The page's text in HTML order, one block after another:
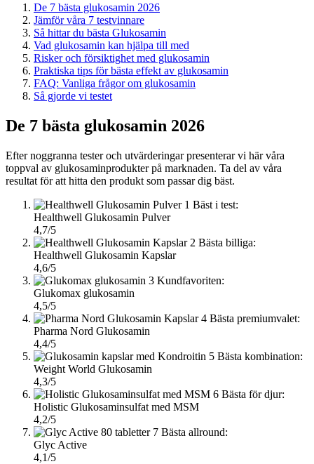
De 7 bästa glukosamin 2026
Jämför våra 7 testvinnare
Så hittar du bästa Glukosamin
Vad glukosamin kan hjälpa till med
Risker och försiktighet med glukosamin
Praktiska tips för bästa effekt av glukosamin
FAQ: Vanliga frågor om glukosamin
Så gjorde vi testet
De 7 bästa glukosamin 2026
Efter noggranna tester och utvärderingar presenterar vi här våra
toppval av glukosaminprodukter på marknaden. Ta del av våra
resultat för att hitta den produkt som passar dig bäst.
1 Bäst i test:
Healthwell Glukosamin Pulver
4,7/5
2 Bästa billiga:
Healthwell Glukosamin Kapslar
4,6/5
3 Kundfavoriten:
Glukomax glukosamin
4,5/5
4 Bästa premiumvalet:
Pharma Nord Glukosamin
4,4/5
5 Bästa kombination:
Weight World Glukosamin
4,3/5
6 Bästa för djur:
Holistic Glukosaminsulfat med MSM
4,2/5
7 Bästa allround:
Glyc Active
4,1/5